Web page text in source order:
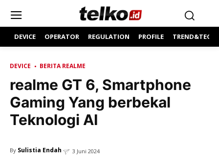
DEVICE OPERATOR REGULATION PROFILE
DEVICE BERITA REALME
realme GT 6, Smartphone
Gaming Yang berbekal
Teknologi AI
By Sulistia Endah 3 Juni 2024